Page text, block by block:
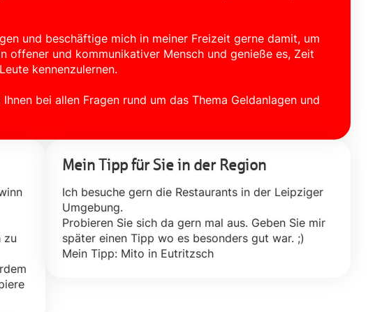
und beschäftige mich in meiner Freizeit gerne damit, um
offener und kommunikativer Mensch und genieße es, Zeit
kennenzulernen.
bei allen Fragen rund um das Thema Geldanlagen und
zu
Mein Tipp für Sie in der Region
Ich besuche gern die Restaurants in der Leipziger
Umgebung.
Probieren Sie sich da gern mal aus. Geben Sie mir
später einen Tipp wo es besonders gut war. ;)
Mein Tipp: Mito in Eutritzsch